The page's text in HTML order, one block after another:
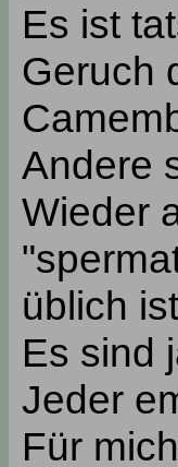
Es ist
Geruch
Andere
Wieder
üblich
Es sind
Jeder
Für